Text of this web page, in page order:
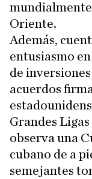
Oriente.
Además,
entusiasmo
de
acuerdos
Grandes
observa una
cubano de a
semejantes